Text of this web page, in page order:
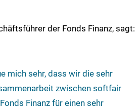
der Fonds Finanz, sagt:
mich sehr, dass wir die sehr
zwischen softfair
Finanz für einen sehr